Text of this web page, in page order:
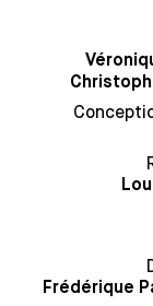
Frédérique